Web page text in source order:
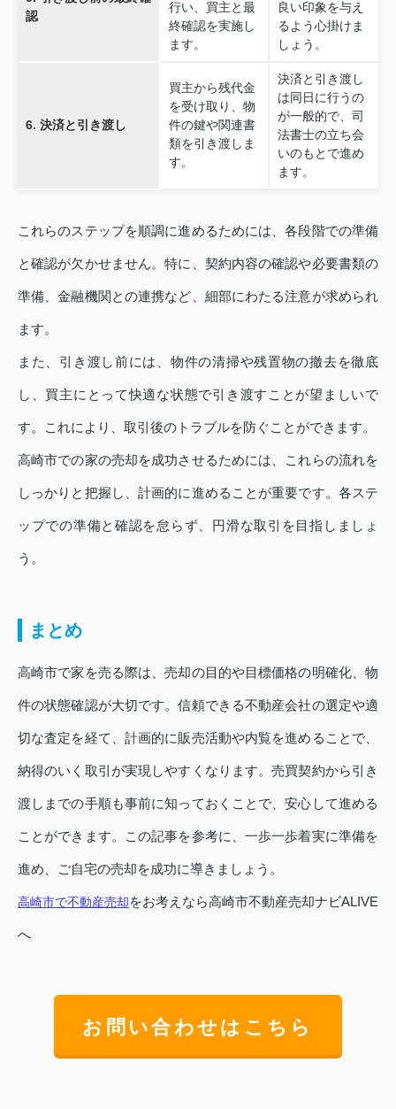
認
行い、買主と最
終確認を実施し
ます。
良い印象を与え
るよう心掛けま
しょう。
6. 決済と引き渡し
買主から残代金
を受け取り、物
件の鍵や関連書
類を引き渡しま
す。
決済と引き渡し
は同日に行うの
が一般的で、司
法書士の立ち会
いのもとで進め
ます。
これらのステップを順調に進めるためには、各段階での準備
と確認が欠かせません。特に、契約内容の確認や必要書類の
準備、金融機関との連携など、細部にわたる注意が求められ
ます。
また、引き渡し前には、物件の清掃や残置物の撤去を徹底
し、買主にとって快適な状態で引き渡すことが望ましいで
す。これにより、取引後のトラブルを防ぐことができます。
高崎市での家の売却を成功させるためには、これらの流れを
しっかりと把握し、計画的に進めることが重要です。各ステ
ップでの準備と確認を怠らず、円滑な取引を目指しましょ
う。
まとめ
高崎市で家を売る際は、売却の目的や目標価格の明確化、物
件の状態確認が大切です。信頼できる不動産会社の選定や適
切な査定を経て、計画的に販売活動や内覧を進めることで、
納得のいく取引が実現しやすくなります。売買契約から引き
渡しまでの手順も事前に知っておくことで、安心して進める
ことができます。この記事を参考に、一歩一歩着実に準備を
進め、ご自宅の売却を成功に導きましょう。
高崎市で不動産売却をお考えなら高崎市不動産売却ナビALIVE
へ
お問い合わせはこちら